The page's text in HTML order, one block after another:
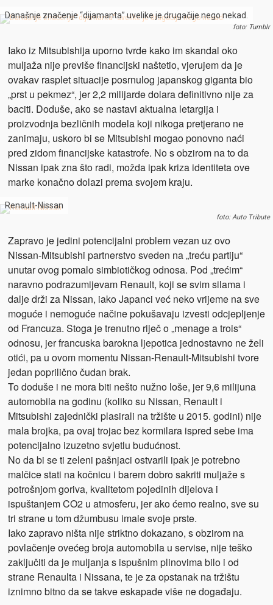
Današnje značenje “dijamanta” uvelike je drugačije nego nekad.
foto: Tumblr
Iako iz Mitsubishija uporno tvrde kako im skandal oko
muljaža nije previše financijski naštetio, vjerujem da je
ovakav rasplet situacije posrnulog japanskog giganta bio
„prst u pekmez“, jer 2,2 milijarde dolara definitivno nije za
baciti. Doduše, ako se nastavi aktualna letargija i
proizvodnja bezličnih modela koji nikoga pretjerano ne
zanimaju, uskoro bi se Mitsubishi mogao ponovno naći
pred zidom financijske katastrofe. No s obzirom na to da
Nissan ipak zna što radi, možda ipak kriza identiteta ove
marke konačno dolazi prema svojem kraju.
Renault-Nissan
foto: Auto Tribute
Zapravo je jedini potencijalni problem vezan uz ovo
Nissan-Mitsubishi partnerstvo sveden na „treću partiju“
unutar ovog pomalo simbiotičkog odnosa. Pod „trećim“
naravno podrazumijevam Renault, koji se svim silama i
dalje drži za Nissan, iako Japanci već neko vrijeme na sve
moguće i nemoguće načine pokušavaju izvesti odcjepljenje
od Francuza. Stoga je trenutno riječ o „menage a trois“
odnosu, jer francuska barokna ljepotica jednostavno ne želi
otići, pa u ovom momentu Nissan-Renault-Mitsubishi tvore
jedan poprilično čudan brak.
To doduše i ne mora biti nešto nužno loše, jer 9,6 milijuna
automobila na godinu (koliko su Nissan, Renault i
Mitsubishi zajednički plasirali na tržište u 2015. godini) nije
mala brojka, pa ovaj trojac bez kormilara ispred sebe ima
potencijalno izuzetno svjetlu budućnost.
No da bi se ti zeleni pašnjaci ostvarili ipak je potrebno
malčice stati na kočnicu i barem dobro sakriti muljaže s
potrošnjom goriva, kvalitetom pojedinih dijelova i
ispuštanjem CO2 u atmosferu, jer ako ćemo realno, sve su
tri strane u tom džumbusu imale svoje prste.
Iako zapravo ništa nije striktno dokazano, s obzirom na
povlačenje ovećeg broja automobila u servise, nije teško
zaključiti da je muljanja s ispušnim plinovima bilo i od
strane Renaulta i Nissana, te je za opstanak na tržištu
iznimno bitno da se takve eskapade više ne događaju.